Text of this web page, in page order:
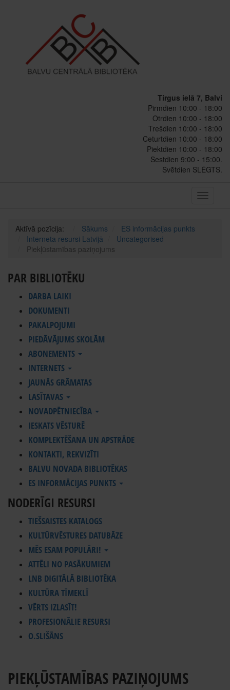
Tirgus ielā 7, Balvi
Pirmdien 10:00 - 18:00
Otrdien 10:00 - 18:00
Trešdien 10:00 - 18:00
Ceturtdien 10:00 - 18:00
Piektdien 10:00 - 18:00
Sestdien 9:00 - 15:00.
Svētdien SLĒGTS.
Toggle
Aktīvā pozīcija: Sākums
ES informācijas punkts
Interneta resursi Latvijā
Uncategorised
Piekļūstamības paziņojums
PAR BIBLIOTĒKU
DARBA LAIKI
DOKUMENTI
PAKALPOJUMI
PIEDĀVĀJUMS SKOLĀM
ABONEMENTS
INTERNETS
JAUNĀS GRĀMATAS
LASĪTAVAS
NOVADPĒTNIECĪBA
IESKATS VĒSTURĒ
KOMPLEKTĒŠANA UN APSTRĀDE
KONTAKTI, REKVIZĪTI
BALVU NOVADA BIBLIOTĒKAS
ES INFORMĀCIJAS PUNKTS
NODERĪGI RESURSI
TIEŠSAISTES KATALOGS
KULTŪRVĒSTURES DATUBĀZE
MĒS ESAM POPULĀRI!
ATTĒLI NO PASĀKUMIEM
LNB DIGITĀLĀ BIBLIOTĒKA
KULTŪRA TĪMEKLĪ
VĒRTS IZLASĪT!
PROFESIONĀLIE RESURSI
O.SLIŠĀNS
PIEKĻŪSTAMĪBAS PAZIŅOJUMS